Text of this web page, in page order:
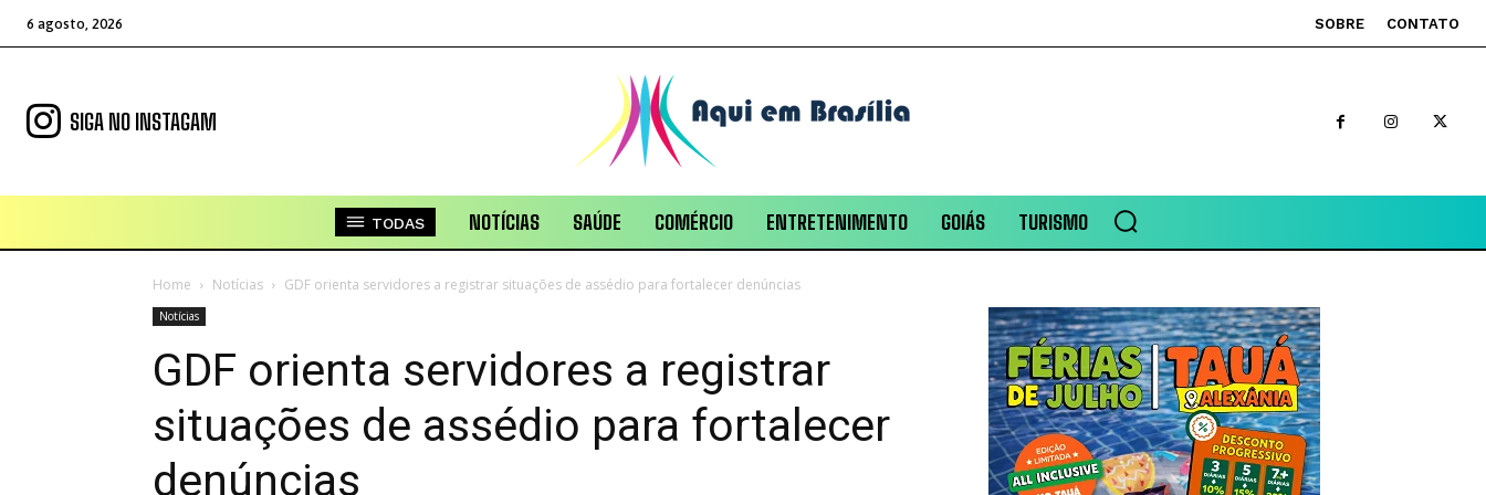
6 agosto, 2026 SOBRE CONTATO
SIGA NO INSTAGAM
TODAS NOTÍCIAS SAÚDE COMÉRCIO ENTRETENIMENTO GOIÁS TURISMO
Home Notícias GDF orienta servidores a registrar situações de assédio para fortalecer denúncias
Notícias
GDF orienta servidores a registrar
situações de assédio para fortalecer
denúncias